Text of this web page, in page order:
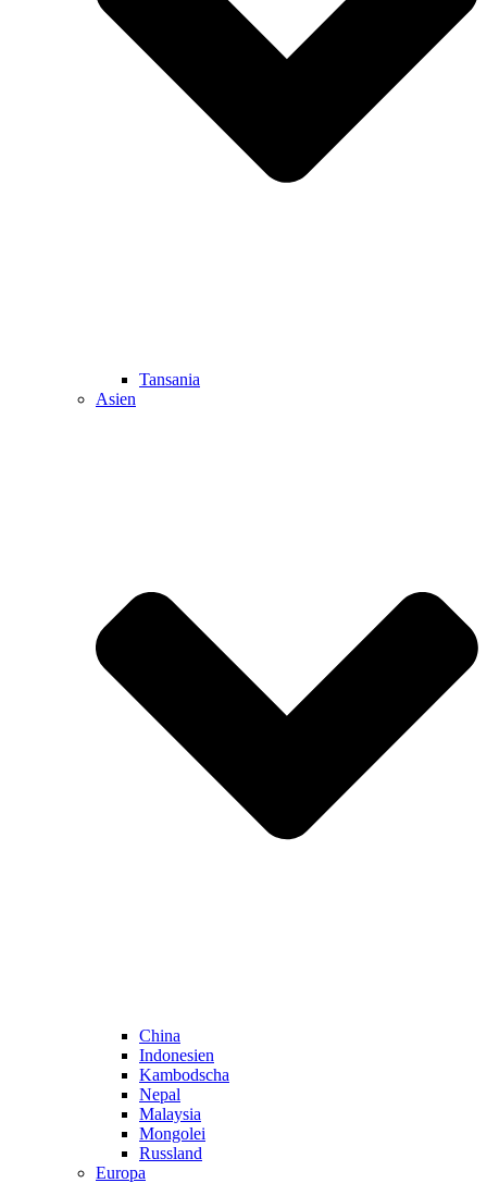
Tansania
Asien
China
Indonesien
Kambodscha
Nepal
Malaysia
Mongolei
Russland
Europa